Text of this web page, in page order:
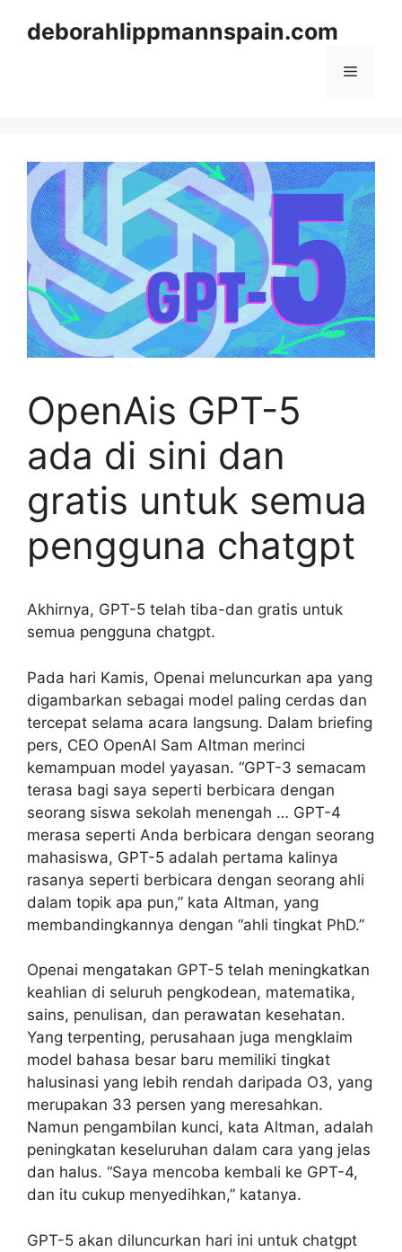
deborahlippmannspain.com
Menu
OpenAis GPT-5
ada di sini dan
gratis untuk semua
pengguna chatgpt
Akhirnya, GPT-5 telah tiba-dan gratis untuk
semua pengguna chatgpt.
Pada hari Kamis, Openai meluncurkan apa yang
digambarkan sebagai model paling cerdas dan
tercepat selama acara langsung. Dalam briefing
pers, CEO OpenAI Sam Altman merinci
kemampuan model yayasan. “GPT-3 semacam
terasa bagi saya seperti berbicara dengan
seorang siswa sekolah menengah … GPT-4
merasa seperti Anda berbicara dengan seorang
mahasiswa, GPT-5 adalah pertama kalinya
rasanya seperti berbicara dengan seorang ahli
dalam topik apa pun,” kata Altman, yang
membandingkannya dengan “ahli tingkat PhD.”
Openai mengatakan GPT-5 telah meningkatkan
keahlian di seluruh pengkodean, matematika,
sains, penulisan, dan perawatan kesehatan.
Yang terpenting, perusahaan juga mengklaim
model bahasa besar baru memiliki tingkat
halusinasi yang lebih rendah daripada O3, yang
merupakan 33 persen yang meresahkan.
Namun pengambilan kunci, kata Altman, adalah
peningkatan keseluruhan dalam cara yang jelas
dan halus. “Saya mencoba kembali ke GPT-4,
dan itu cukup menyedihkan,” katanya.
GPT-5 akan diluncurkan hari ini untuk chatgpt